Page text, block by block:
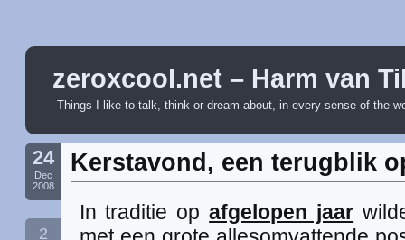
zeroxcool.net – Harm van
Things I like to talk, think or dream about, in every sense of the
24
Dec
2008
2
Kerstavond, een terugblik
In traditie opafgelopen jaar